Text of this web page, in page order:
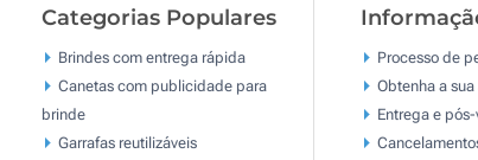
Categorias Populares
Brindes com entrega rápida
Canetas com publicidade para
brinde
Garrafas reutilizáveis
Processo de
Obtenha a
Entrega e